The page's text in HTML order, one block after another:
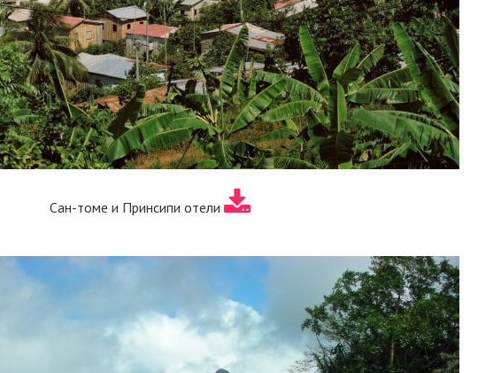
Сан-томе и Принсипи отели